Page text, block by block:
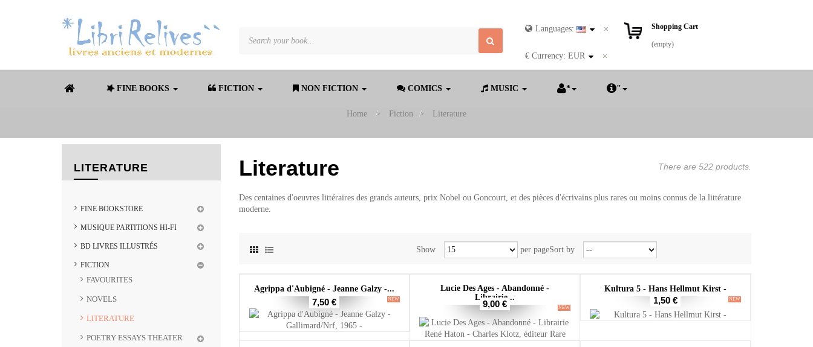
Languages:
€ Currency: EUR
Shopping Cart
(empty)
FINE BOOKS FICTION NON FICTION COMICS MUSIC * "
Home > Fiction > Literature
LITERATURE
FINE BOOKSTORE
MUSIQUE PARTITIONS HI-FI
BD LIVRES ILLUSTRÉS
FICTION
FAVOURITES
NOVELS
LITERATURE
POETRY ESSAYS THEATER
Literature There are 522 products.
Des centaines d'oeuvres littéraires des grands auteurs, prix Nobel ou Goncourt, et des pièces d'écrivains plus rares ou moins connus de la littérature
moderne.
Sort by
Show per page
Agrippa d'Aubigné - Jeanne Galzy -...
NEW
7,50 €
Lucie Des Ages - Abandonné -
Librairie...
NEW
9,00 €
Kultura 5 - Hans Hellmut Kirst -
NEW
1,50 €